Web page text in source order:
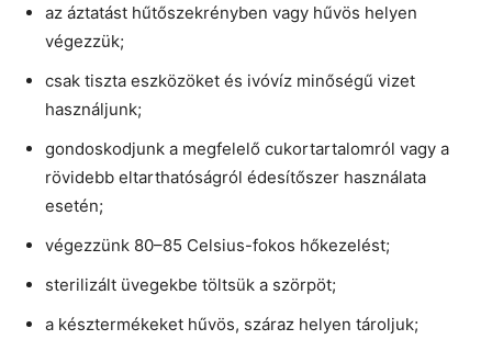
az áztatást hűtőszekrényben vagy hűvös helyen
végezzük;
csak tiszta eszközöket és ivóvíz minőségű vizet
használjunk;
gondoskodjunk a megfelelő cukortartalomról vagy a
rövidebb eltarthatóságról édesítőszer használata
esetén;
végezzünk 80–85 Celsius-fokos hőkezelést;
sterilizált üvegekbe töltsük a szörpöt;
a késztermékeket hűvös, száraz helyen tároljuk;